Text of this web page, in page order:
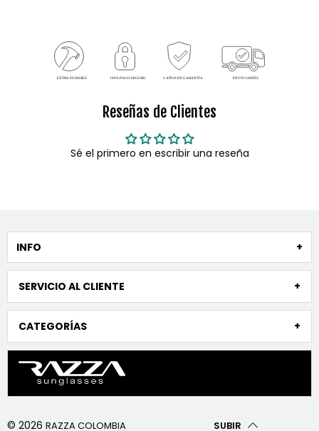
Reseñas de Clientes
Sé el primero en escribir una reseña
INFO
SERVICIO AL CLIENTE
CATEGORÍAS
SUBIR
© 2026 RAZZA COLOMBIA